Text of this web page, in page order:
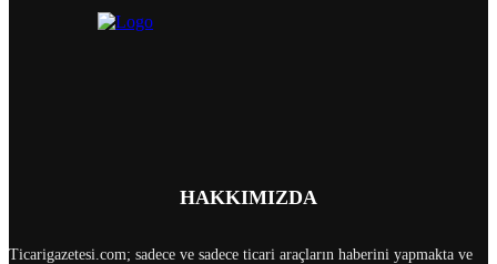
HAKKIMIZDA
Ticarigazetesi.com; sadece ve sadece ticari araçların haberini yapmakta ve